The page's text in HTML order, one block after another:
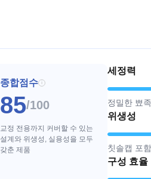
종합점수 i
85/100
교정 전용까지 커버할 수 있는
설계와 위생성, 실용성을 모두
갖춘 제품
세정력
정밀한 뾰
위생성
칫솔캡 포
구성 효율